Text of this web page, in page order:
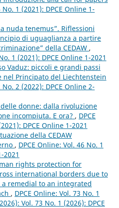
No. 1 (2021): DPCE Online 1-
nuda tenemus”. Riflessioni
di uguaglianza a partire
della CEDAW ,
1 (2021): DPCE Online 1-2021
Vaduz: piccoli e grandi passi
Principato del Liechtenstein
No. 2 (2022): DPCE Online 2-
donne: dalla rivoluzione
incompiuta. E ora? , DPCE
DPCE Online 1-2021
della CEDAW
, DPCE Online: Vol. 46 No. 1
2021
rights protection for
international borders due to
remedial to an integrated
, DPCE Online: Vol. 73 No. 1
Vol. 73 No. 1 (2026): DPCE